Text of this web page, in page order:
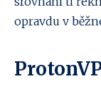
opravdu v